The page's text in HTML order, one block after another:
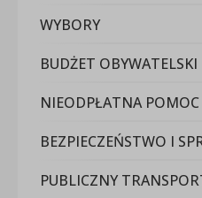
WYBORY
BUDŻET OBYWATELSKI
NIEODPŁATNA
BEZPIECZEŃSTWO I
PUBLICZNY